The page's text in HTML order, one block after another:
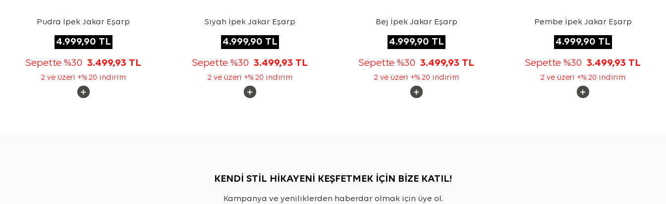
Pudra İpek Jakar Eşarp
4.999,90 TL
Sepette %30 3.499,93 TL
2 ve üzeri +% 20 indirim
Siyah İpek Jakar Eşarp
4.999,90 TL
Sepette %30 3.499,93 TL
2 ve üzeri +% 20 indirim
Bej İpek Jakar Eşarp
4.999,90 TL
Sepette %30 3.499,93 TL
2 ve üzeri +% 20 indirim
Pembe İpek Jakar Eşarp
4.999,90 TL
Sepette %30 3.499,93 TL
2 ve üzeri +% 20 indirim
KENDİ STİL HİKAYENİ KEŞFETMEK İÇİN BİZE KATIL!
Kampanya ve yeniliklerden haberdar olmak için üye ol.